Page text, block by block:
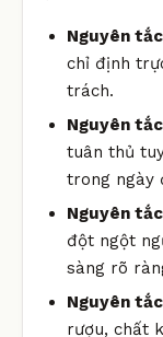
Nguyên tắc
chỉ định
trách.
Nguyên
tuân thủ
trong ngày
Nguyên
đột ngột
sàng rõ
Nguyên
rượu, chất